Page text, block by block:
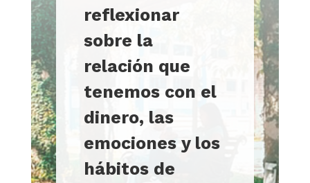
reflexionar
sobre la
relación que
tenemos con el
dinero, las
emociones y los
hábitos de